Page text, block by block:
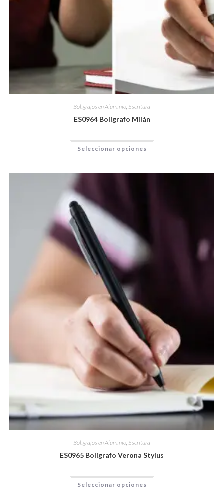
Bolígrafos en Aluminio Escritura
ES0964 Bolígrafo Milán
Seleccionar opciones
Bolígrafos en Aluminio, Escritura
ES0965 Bolígrafo Verona Stylus
Seleccionar opciones